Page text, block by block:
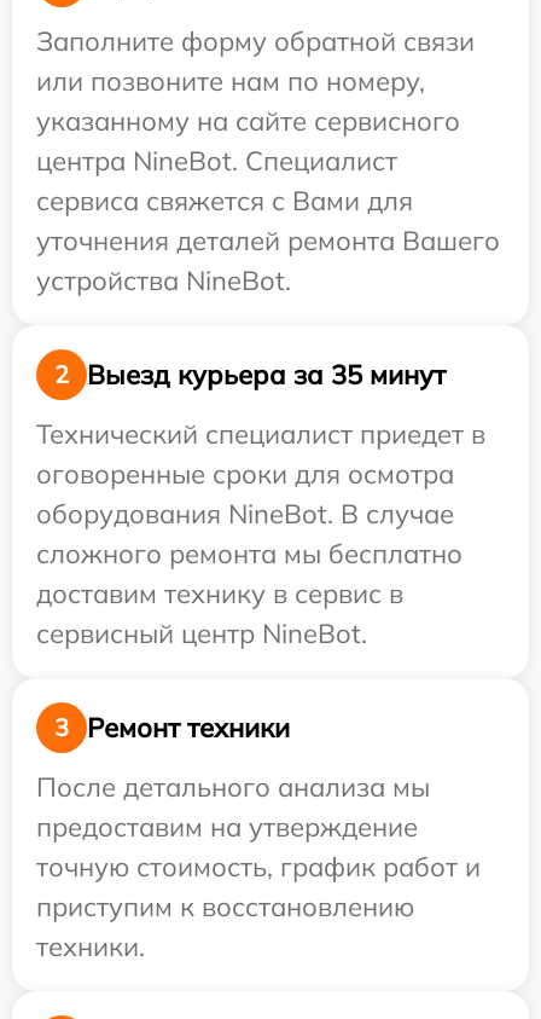
Заполните форму обратной связи
или позвоните нам по номеру,
указанному на сайте сервисного
центра NineBot. Специалист
сервиса свяжется с Вами для
уточнения деталей ремонта Вашего
устройства NineBot.
2
Выезд курьера за 35 минут
Технический специалист приедет в
оговоренные сроки для осмотра
оборудования NineBot. В случае
сложного ремонта мы бесплатно
доставим технику в сервис в
сервисный центр NineBot.
3
Ремонт техники
После детального анализа мы
предоставим на утверждение
точную стоимость, график работ и
приступим к восстановлению
техники.